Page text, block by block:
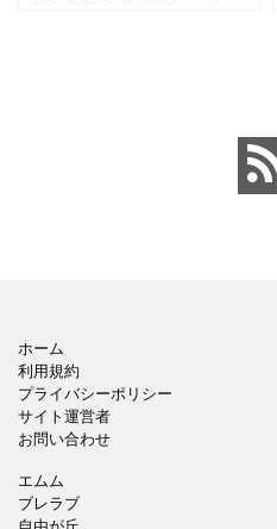
ホーム
利用規約
プライバシーポリシー
サイト運営者
お問い合わせ
エムム
ブレラブ